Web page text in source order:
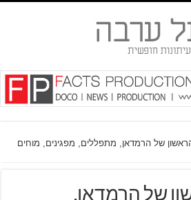
של הרמדאן, מתפללים, מפגינים, מוחים
של הרמדאן,